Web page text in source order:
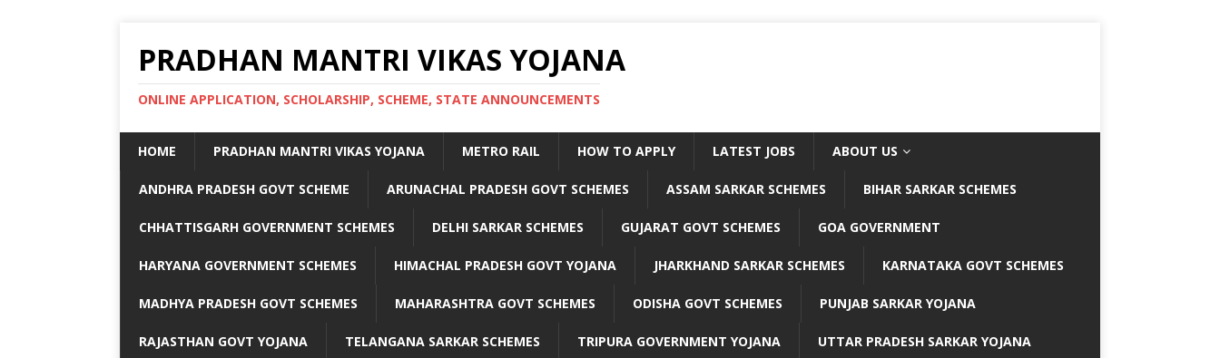
PRADHAN MANTRI VIKAS YOJANA
ONLINE APPLICATION, SCHOLARSHIP, SCHEME, STATE ANNOUNCEMENTS
HOME PRADHAN MANTRI VIKAS YOJANA METRO RAIL HOW TO APPLY LATEST JOBS ABOUT US
ANDHRA PRADESH GOVT SCHEME ARUNACHAL PRADESH GOVT SCHEMES ASSAM SARKAR SCHEMES BIHAR SARKAR SCHEMES
CHHATTISGARH GOVERNMENT SCHEMES DELHI SARKAR SCHEMES GUJARAT GOVT SCHEMES GOA GOVERNMENT
HARYANA GOVERNMENT SCHEMES HIMACHAL PRADESH GOVT YOJANA JHARKHAND SARKAR SCHEMES KARNATAKA GOVT SCHEMES
MADHYA PRADESH GOVT SCHEMES MAHARASHTRA GOVT SCHEMES ODISHA GOVT SCHEMES PUNJAB SARKAR YOJANA
RAJASTHAN GOVT YOJANA TELANGANA SARKAR SCHEMES TRIPURA GOVERNMENT YOJANA UTTAR PRADESH SARKAR YOJANA